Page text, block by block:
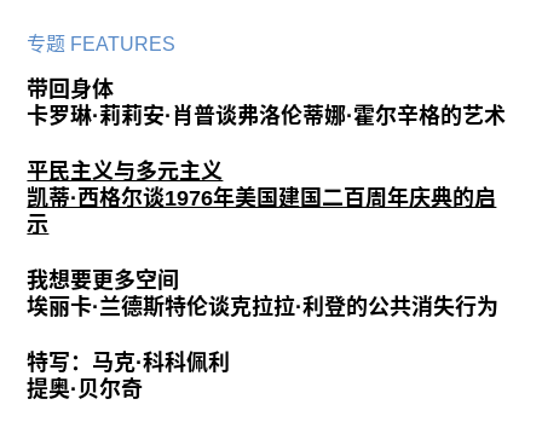
专题 FEATURES
带回身体
卡罗琳·莉莉安·肖普谈弗洛伦蒂娜·霍尔辛格的艺术
平民主义与多元主义
凯蒂·西格尔谈1976年美国建国二百周年庆典的启
示
我想要更多空间
埃丽卡·兰德斯特伦谈克拉拉·利登的公共消失行为
特写：马克·科科佩利
提奥·贝尔奇